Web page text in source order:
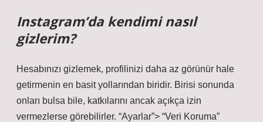
Instagram’da kendimi nasıl
gizlerim?
Hesabınızı gizlemek, profilinizi daha az görünür hale
getirmenin en basit yollarından biridir. Birisi sonunda
onları bulsa bile, katkılarını ancak açıkça izin
vermezlerse görebilirler. “Ayarlar”> “Veri Koruma”